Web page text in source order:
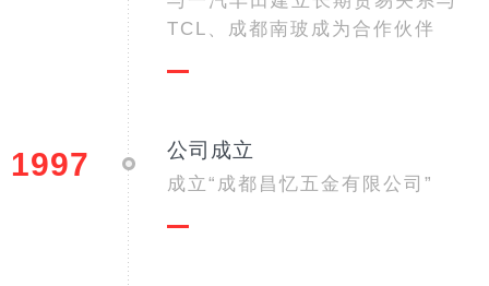
TCL、成都南玻成为合作伙伴
1997 公司成立
成立“成都昌忆五金有限公司”